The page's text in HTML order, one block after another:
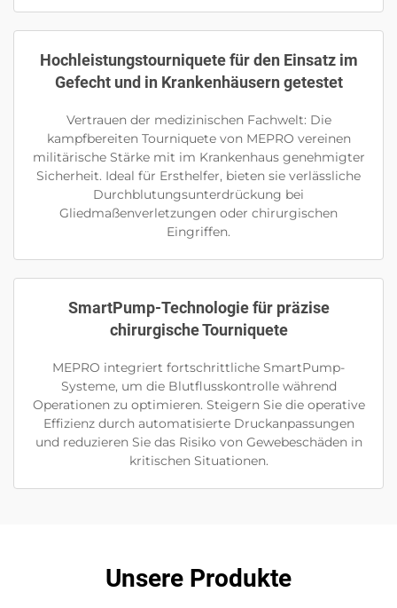
Hochleistungstourniquete für den Einsatz im
Gefecht und in Krankenhäusern getestet
Vertrauen der medizinischen Fachwelt: Die
kampfbereiten Tourniquete von MEPRO vereinen
militärische Stärke mit im Krankenhaus genehmigter
Sicherheit. Ideal für Ersthelfer, bieten sie verlässliche
Durchblutungsunterdrückung bei
Gliedmaßenverletzungen oder chirurgischen
Eingriffen.
SmartPump-Technologie für präzise
chirurgische Tourniquete
MEPRO integriert fortschrittliche SmartPump-
Systeme, um die Blutflusskontrolle während
Operationen zu optimieren. Steigern Sie die operative
Effizienz durch automatisierte Druckanpassungen
und reduzieren Sie das Risiko von Gewebeschäden in
kritischen Situationen.
Unsere Produkte